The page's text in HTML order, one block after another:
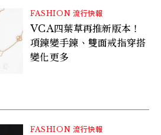
FASHION 流行快報
VCA四葉草再推新版本！
項鍊變手鍊、雙面戒指穿搭
變化更多
FASHION 流行快報